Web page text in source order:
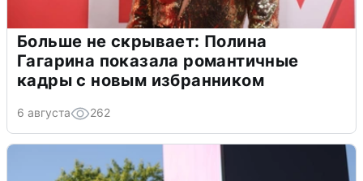
Больше не скрывает: Полина
Гагарина показала романтичные
кадры с новым избранником
6 августа 262